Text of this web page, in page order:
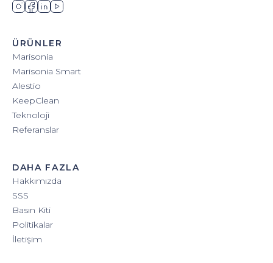
ÜRÜNLER
Marisonia
Marisonia Smart
Alestio
KeepClean
Teknoloji
Referanslar
DAHA FAZLA
Hakkımızda
SSS
Basın Kiti
Politikalar
İletişim